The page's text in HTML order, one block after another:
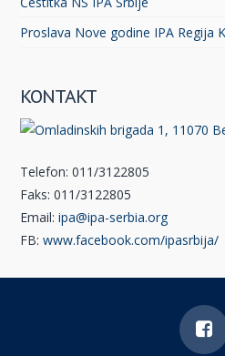
Proslava Nove godine IPA Regija
KONTAKT
Telefon: 011/3122805
Faks: 011/3122805
Email:ipa@ipa-serbia.org
FB:www.facebook.com/ipasrbija/